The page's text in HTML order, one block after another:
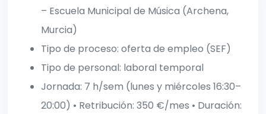
– Escuela Municipal de Música (Archena,
Murcia)
Tipo de proceso: oferta de empleo (SEF)
Tipo de personal: laboral temporal
Jornada: 7 h/sem (lunes y miércoles 16:30–
20:00) • Retribución: 350 €/mes • Duración: